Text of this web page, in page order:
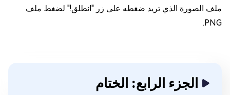
ملف الصورة الذي تريد ضغطه على زر "انطلق!" لضغط ملف
PNG.
الجزء الرابع: الختام